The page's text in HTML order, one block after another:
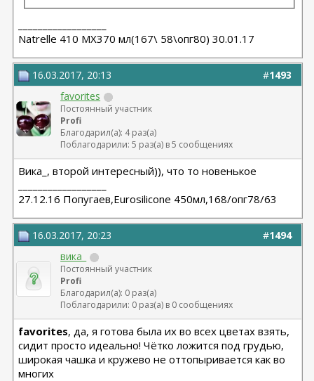
Natrelle 410 MX370 мл(167\ 58\опг80) 30.01.17
#1493
16.03.2017, 20:13
favorites
Постоянный участник
Profi
Благодарил(а): 4 раз(а)
Поблагодарили: 5 раз(а) в 5 сообщениях
Вика_, второй интересный)), что то новенькое
27.12.16 Попугаев,Eurosilicone 450мл,168/опг78/63
#1494
16.03.2017, 20:23
вика_
Постоянный участник
Profi
Благодарил(а): 0 раз(а)
Поблагодарили: 0 раз(а) в 0 сообщениях
favorites, да, я готова была их во всех цветах взять,
сидит просто идеально! Чётко ложится под грудью,
широкая чашка и кружево не оттопыривается как во
многих